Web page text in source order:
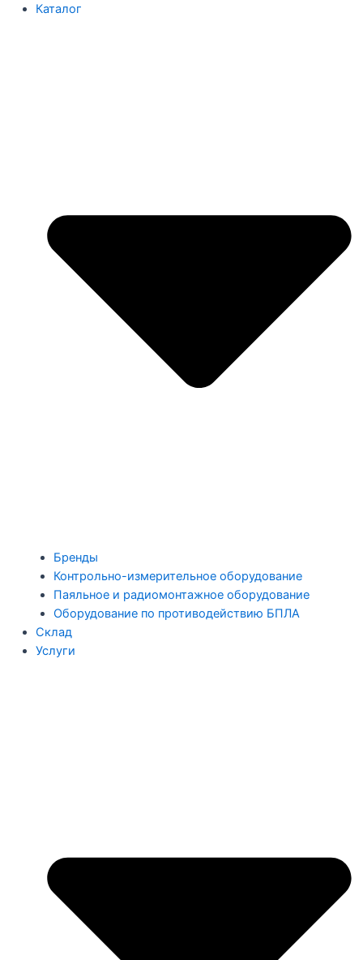
Каталог
Бренды
Контрольно-измерительное оборудование
Паяльное и радиомонтажное оборудование
Оборудование по противодействию БПЛА
Склад
Услуги